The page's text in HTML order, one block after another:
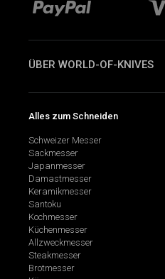
ÜBER WORLD-OF-KNIVES
Alles zum Schneiden
Schweizer Messer
Sackmesser
Japanmesser
Damastmesser
Keramikmesser
Santoku
Kochmesser
Küchenmesser
Allzweckmesser
Steakmesser
Brotmesser